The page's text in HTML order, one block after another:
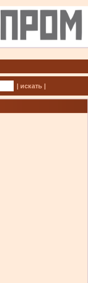
| искать |